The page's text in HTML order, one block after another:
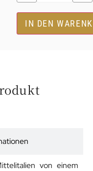
IN DEN
von einem